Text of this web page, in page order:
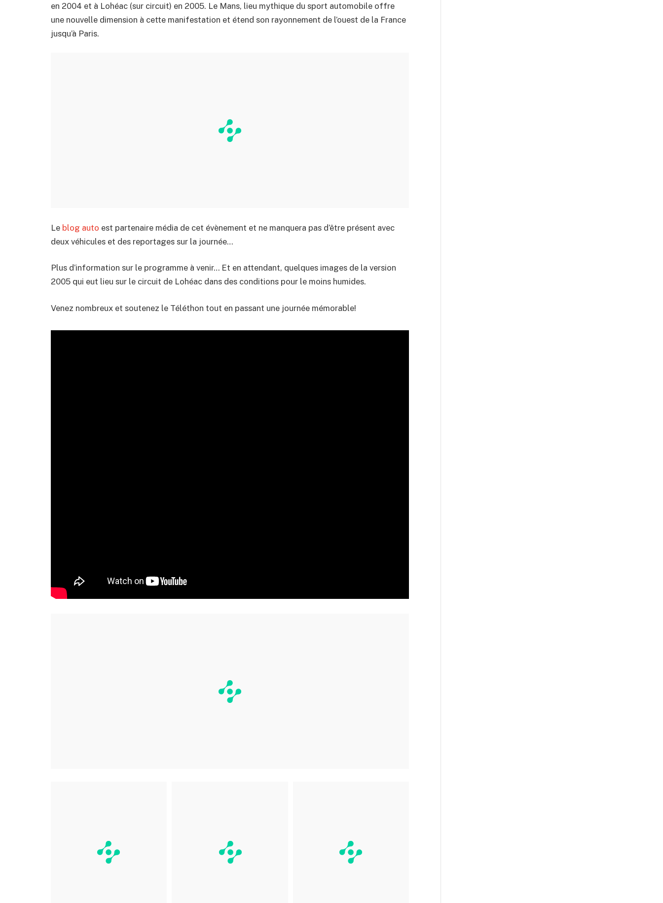
en 2004 et à Lohéac (sur circuit) en 2005. Le Mans, lieu mythique du sport automobile offre
une nouvelle dimension à cette manifestation et étend son rayonnement de l’ouest de la France
jusqu’à Paris.
Le blog auto est partenaire média de cet évènement et ne manquera pas d’être présent avec
deux véhicules et des reportages sur la journée…
Plus d’information sur le programme à venir… Et en attendant, quelques images de la version
2005 qui eut lieu sur le circuit de Lohéac dans des conditions pour le moins humides.
Venez nombreux et soutenez le Téléthon tout en passant une journée mémorable!